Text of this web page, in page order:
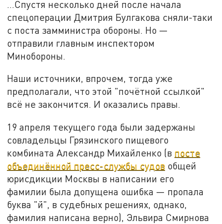
...Спустя несколько дней после начала
спецоперации Дмитрия Булгакова сняли-таки
с поста замминистра обороны. Но —
отправили главным инспектором
Минобороны.
Наши источники, впрочем, тогда уже
предполагали, что этой "почётной ссылкой"
всё не закончится. И оказались правы.
19 апреля текущего года были задержаны
совладельцы Грязинского пищевого
комбината Александр Михайленко (в посте
объединённой пресс-службы судов общей
юрисдикции Москвы в написании его
фамилии была допущена ошибка — пропала
буква "й", в судебных решениях, однако,
фамилия написана верно), Эльвира Смирнова